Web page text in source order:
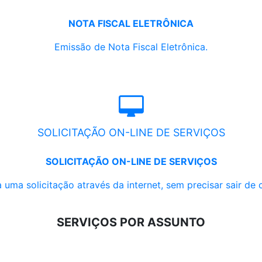
NOTA FISCAL ELETRÔNICA
Emissão de Nota Fiscal Eletrônica.
SOLICITAÇÃO ON-LINE DE SERVIÇOS
SOLICITAÇÃO ON-LINE DE SERVIÇOS
uma solicitação através da internet, sem precisar sair de
SERVIÇOS POR ASSUNTO